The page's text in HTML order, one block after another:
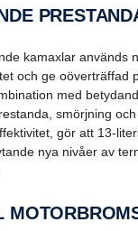
kamaxlar används
och ge oöverträffad
med
smörjning
gör att 13-
nya nivåer av